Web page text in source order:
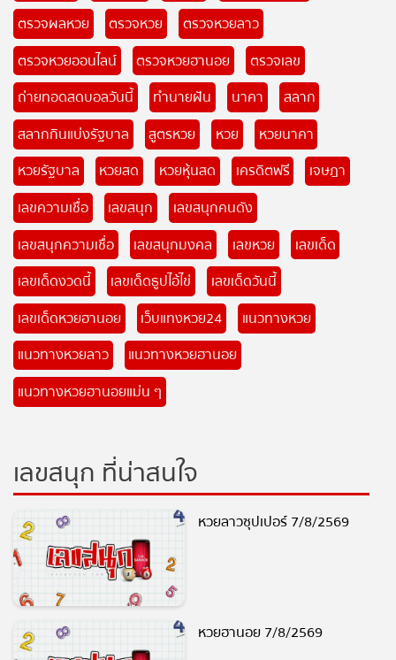
ตรวจผลหวย
ตรวจหวย
ตรวจหวยลาว
ตรวจหวยออนไลน์
ตรวจหวยฮานอย
ตรวจเลข
ถ่ายทอดสดบอลวันนี้
ทำนายฝัน นาคา
สลาก
สลากกินแบ่งรัฐบาล
สูตรหวย หวย
หวยนาคา
หวยรัฐบาล
หวยสด หวยหุ้นสด เครดิตฟรี
เจษฎา
เลขความเชื่อ
เลขสนุก
เลขสนุกคนดัง
เลขสนุกความเชื่อ
เลขสนุกมงคล เลขหวย
เลขเด็ด
เลขเด็ดงวดนี้
เลขเด็ดธูปไอ้ไข่
เลขเด็ดวันนี้
เลขเด็ดหวยฮานอย
เว็บแทงหวย24
แนวทางหวย
แนวทางหวยลาว
แนวทางหวยฮานอย
แนวทางหวยฮานอยแม่น ๆ
เลขสนุก ที่น่าสนใจ
หวยลาวซุปเปอร์ 7/8/2569
หวยฮานอย 7/8/2569